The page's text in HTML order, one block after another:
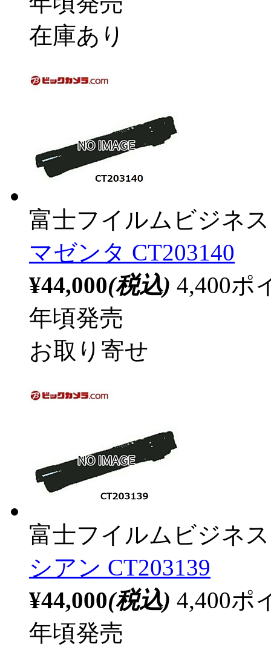
在庫あり
富士フイルムビジネ
マゼンタ CT203140
¥44,000(税込) 4,400ポ
年頃発売
お取り寄せ
富士フイルムビジネ
シアン CT203139
¥44,000(税込) 4,400ポ
年頃発売